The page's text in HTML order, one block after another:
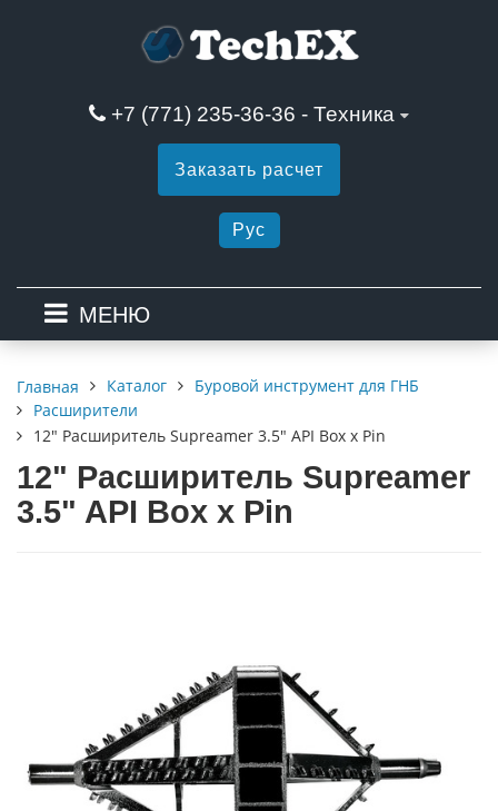
+7 (771) 235-36-36 - Техника
Заказать расчет
Рус
МЕНЮ
Главная Каталог
Буровой инструмент для ГНБ
Расширители
12" Расширитель Supreamer 3.5" API Box x Pin
12" Расширитель Supreamer
3.5" API Box x Pin